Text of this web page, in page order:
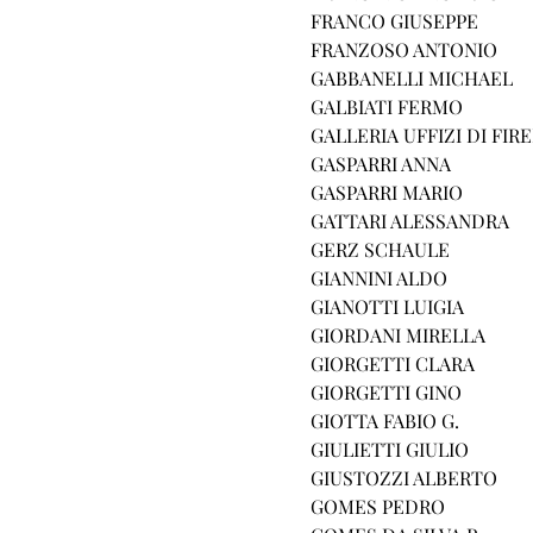
FRANCO GIUSEPPE
FRANZOSO ANTONIO
GABBANELLI MICHAEL
GALBIATI FERMO
GALLERIA UFFIZI DI
GASPARRI ANNA
GASPARRI MARIO
GATTARI ALESSANDRA
GERZ SCHAULE
GIANNINI ALDO
GIANOTTI LUIGIA
GIORDANI MIRELLA
GIORGETTI CLARA
GIORGETTI GINO
GIOTTA FABIO G.
GIULIETTI GIULIO
GIUSTOZZI ALBERTO
GOMES PEDRO